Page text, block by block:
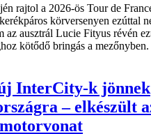
rajtol a 2026-ös Tour de
körversenyen ezúttal
az ausztrál Lucie Fityus révén
kötődő bringás a mezőnyben.
InterCity-k jönnek
– elkészült